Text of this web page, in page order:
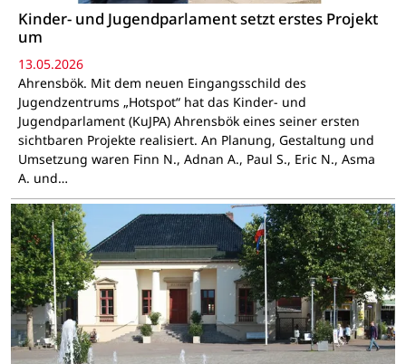
Kinder- und Jugendparlament setzt erstes Projekt
um
13.05.2026
Ahrensbök. Mit dem neuen Eingangsschild des
Jugendzentrums „Hotspot“ hat das Kinder- und
Jugendparlament (KuJPA) Ahrensbök eines seiner ersten
sichtbaren Projekte realisiert. An Planung, Gestaltung und
Umsetzung waren Finn N., Adnan A., Paul S., Eric N., Asma
A. und…